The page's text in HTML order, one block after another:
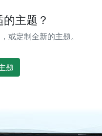
主题？
或定制全新的主题。
题